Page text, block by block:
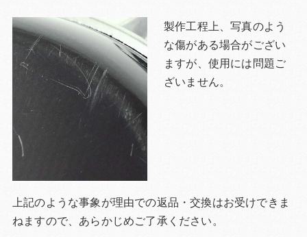
製作工程上、写真のよう
な傷がある場合がござい
ますが、使用には問題ご
ざいません。
上記のような事象が理由での返品・交換はお受けできま
ねますので、あらかじめご了承ください。